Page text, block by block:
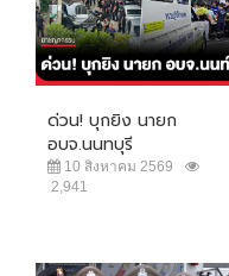
ด่วน! บุกยิง นายก
อบจ.นนทบุรี
10 สิงหาคม 2569
2,941